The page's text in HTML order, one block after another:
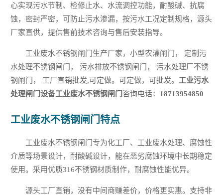
心实现污水节制、检修止水、水流调控功能，耐酸碱、抗腐
蚀，密封严密，可防止污水渗漏，按污水工况定制规格，源头
厂家直供，提供售前技术咨询与售后安装指导。
工业废水不锈钢闸门生产厂家，小型农灌闸门， 定制污
水处理不锈钢闸门， 污水排放不锈钢闸门， 污水处理厂不锈
钢闸门， 工厂直销批发,可定做。可定做，可批发。 工业污水
处理闸门设备工业废水不锈钢闸门 咨询电话： 18713954850
工业废水不锈钢闸门特点
工业废水不锈钢闸门专为化工厂、工业废水处理、腐蚀性
介质等场景设计，耐酸碱设计，能在恶劣腐蚀环境中长期稳定
使用。采用优质316不锈钢材质制作，耐腐蚀性能优异。
源头工厂直销，没有中间商赚差价，价格更实惠。支持非